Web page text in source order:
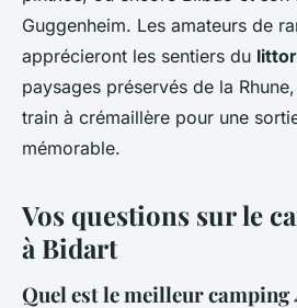
Guggenheim. Les amateurs de
apprécieront les sentiers du
paysages préservés de la
train à crémaillère pour une
mémorable.
Vos questions sur le
à Bidart
Quel est le meilleur